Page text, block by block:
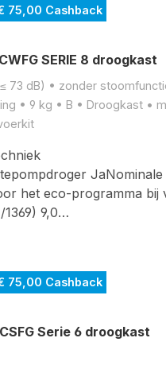
75,00 Cashback
SERIE 8 droogkast
73 dB) • zonder
• 9 kg • B • Droogkast •
JaNominale
het eco-programma bij
1369) 9,0…
75,00 Cashback
Serie 6 droogkast